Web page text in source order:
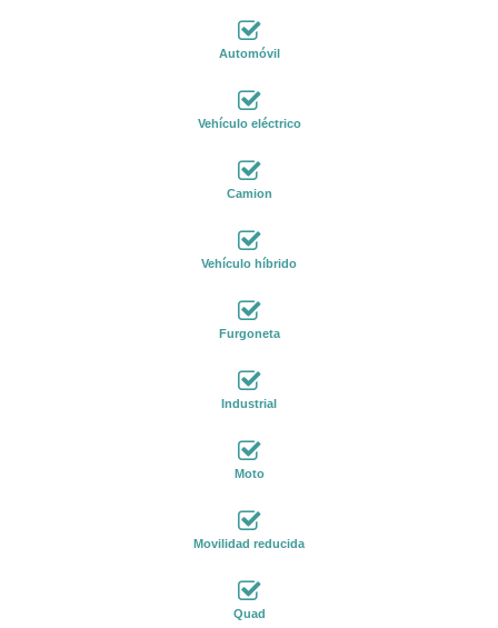
Automóvil
Vehículo eléctrico
Camion
Vehículo híbrido
Furgoneta
Industrial
Moto
Movilidad reducida
Quad